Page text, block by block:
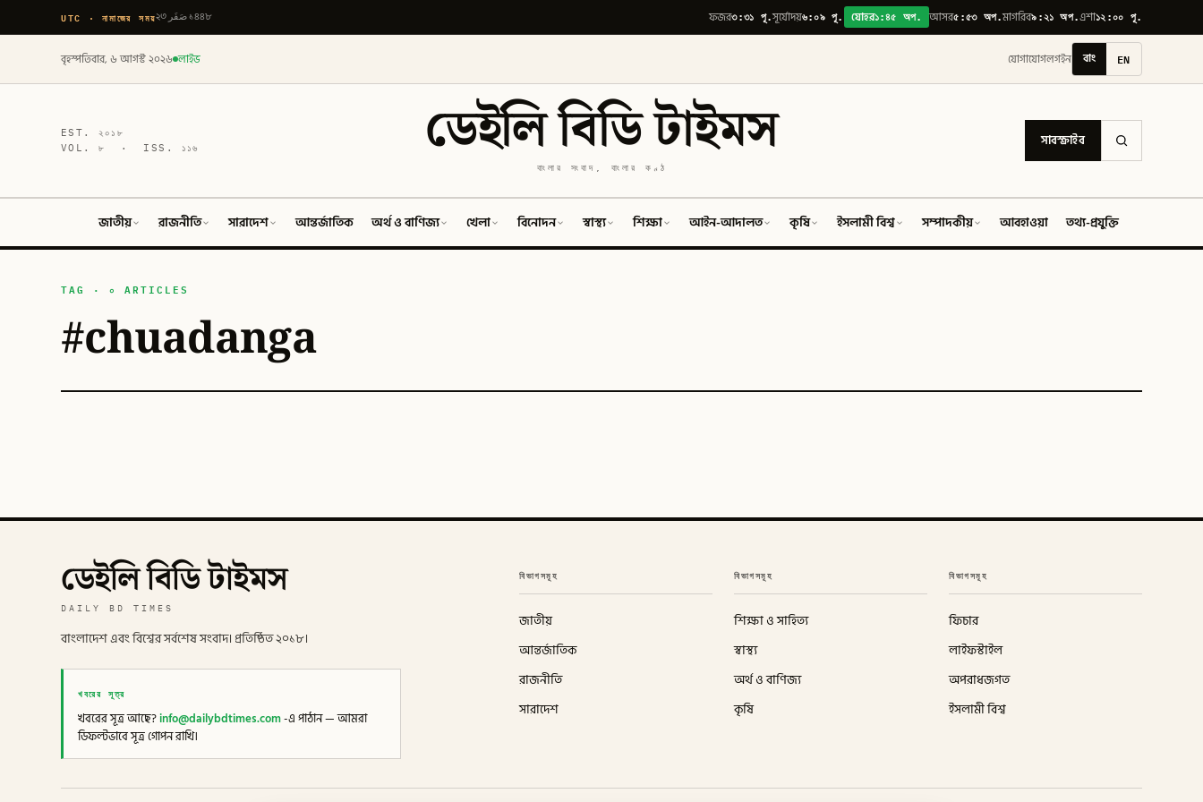
UTC · নামাজের সময় ২৩ صَفَر ১৪৪৮ ফজর৩:৩১ পূ.সূর্যোদয়৬:০৯ পূ. যোহর১:৪৫ অপ. আসর৫:৫৩ অপ.মাগরিব৯:২১ অপ.এশা১২:০০ পূ.
বৃহস্পতিবার, ৬ আগস্ট ২০২৬ লাইভ যোগাযোগলগইন বাং EN
EST.২০১৮
VOL.৮ · ISS. ১১৬ ডেইলি বিডি টাইমস
বাংলার সংবাদ, বাংলার কণ্ঠ
সাবস্ক্রাইব
জাতীয় রাজনীতি সারাদেশ আন্তর্জাতিক অর্থ ও বাণিজ্য খেলা বিনোদন স্বাস্থ্য শিক্ষা আইন-আদালত কৃষি ইসলামী বিশ্ব সম্পাদকীয় আবহাওয়া তথ্য-প্রযুক্তি
TAG · ০ ARTICLES
#chuadanga
ডেইলি বিডি টাইমস
DAILY BD TIMES
বাংলাদেশ এবং বিশ্বের সর্বশেষ সংবাদ। প্রতিষ্ঠিত ২০১৮।
খবরের সূত্র
খবরের সূত্র আছে?info@dailybdtimes.com-এ পাঠান — আমরা
ডিফল্টভাবে সূত্র গোপন রাখি।
বিভাগসমূহ
জাতীয়
আন্তর্জাতিক
রাজনীতি
সারাদেশ
বিভাগসমূহ
শিক্ষা ও সাহিত্য
স্বাস্থ্য
অর্থ ও বাণিজ্য
কৃষি
বিভাগসমূহ
ফিচার
লাইফস্টাইল
অপরাধজগত
ইসলামী বিশ্ব